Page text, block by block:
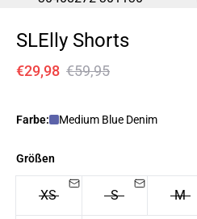
SLElly Shorts
€29,98 €59,95
Farbe: Medium Blue Denim
Größen
XS S M